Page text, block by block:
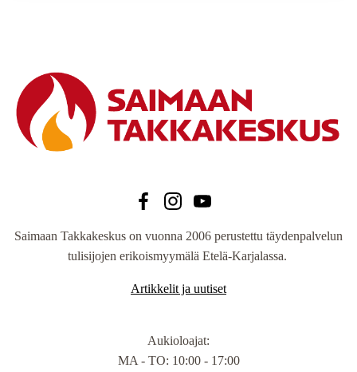
Saimaan Takkakeskus on vuonna 2006 perustettu täydenpalvelun
tulisijojen erikoismyymälä Etelä-Karjalassa.
Artikkelit ja uutiset
Aukioloajat:
MA - TO: 10:00 - 17:00